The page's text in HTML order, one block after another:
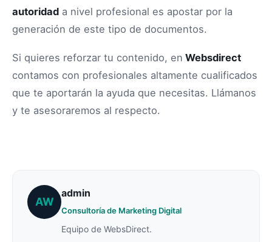
autoridad a nivel profesional es apostar por la
generación de este tipo de documentos.
Si quieres reforzar tu contenido, en Websdirect
contamos con profesionales altamente cualificados
que te aportarán la ayuda que necesitas. Llámanos
y te asesoraremos al respecto.
AW
admin
Consultoría de Marketing Digital
Equipo de WebsDirect.